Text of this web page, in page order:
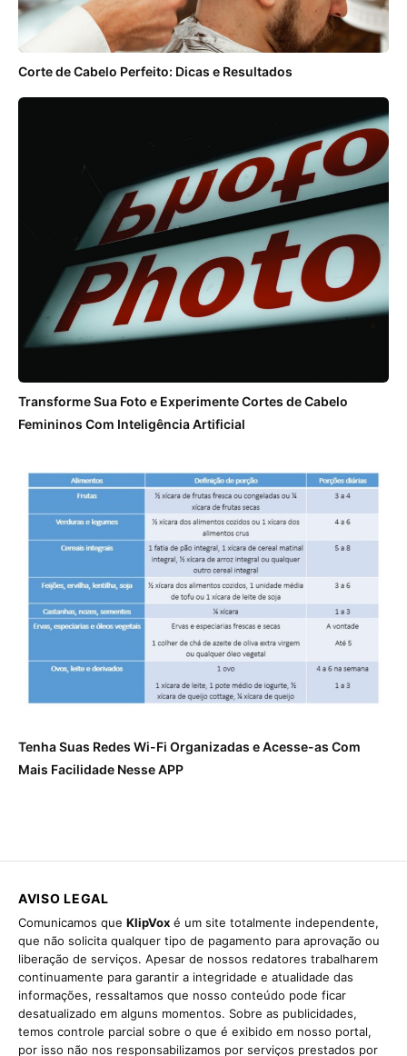
Corte de Cabelo Perfeito: Dicas e Resultados
Transforme Sua Foto e Experimente Cortes de Cabelo
Femininos Com Inteligência Artificial
Tenha Suas Redes Wi-Fi Organizadas e Acesse-as Com
Mais Facilidade Nesse APP
AVISO LEGAL
Comunicamos que KlipVox é um site totalmente independente,
que não solicita qualquer tipo de pagamento para aprovação ou
liberação de serviços. Apesar de nossos redatores trabalharem
continuamente para garantir a integridade e atualidade das
informações, ressaltamos que nosso conteúdo pode ficar
desatualizado em alguns momentos. Sobre as publicidades,
temos controle parcial sobre o que é exibido em nosso portal,
por isso não nos responsabilizamos por serviços prestados por